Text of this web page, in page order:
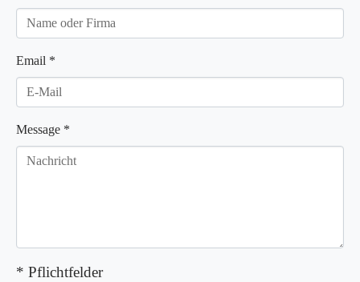
Email *
Message *
* Pflichtfelder